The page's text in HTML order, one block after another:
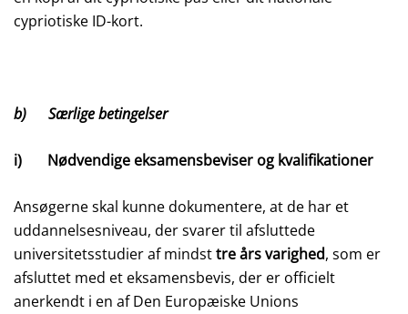
cypriotiske ID-kort.
b) Særlige betingelser
i) Nødvendige eksamensbeviser og kvalifikationer
Ansøgerne skal kunne dokumentere, at de har et
uddannelsesniveau, der svarer til afsluttede
universitetsstudier af mindsttre års varighed, som er
afsluttet med et eksamensbevis, der er officielt
anerkendt i en af Den Europæiske Unions